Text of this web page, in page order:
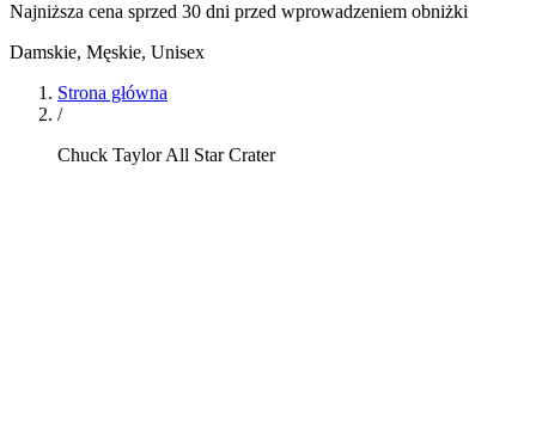
Najniższa cena sprzed 30 dni przed wprowadzeniem obniżki
Damskie, Męskie, Unisex
Strona główna
/
Chuck Taylor All Star Crater